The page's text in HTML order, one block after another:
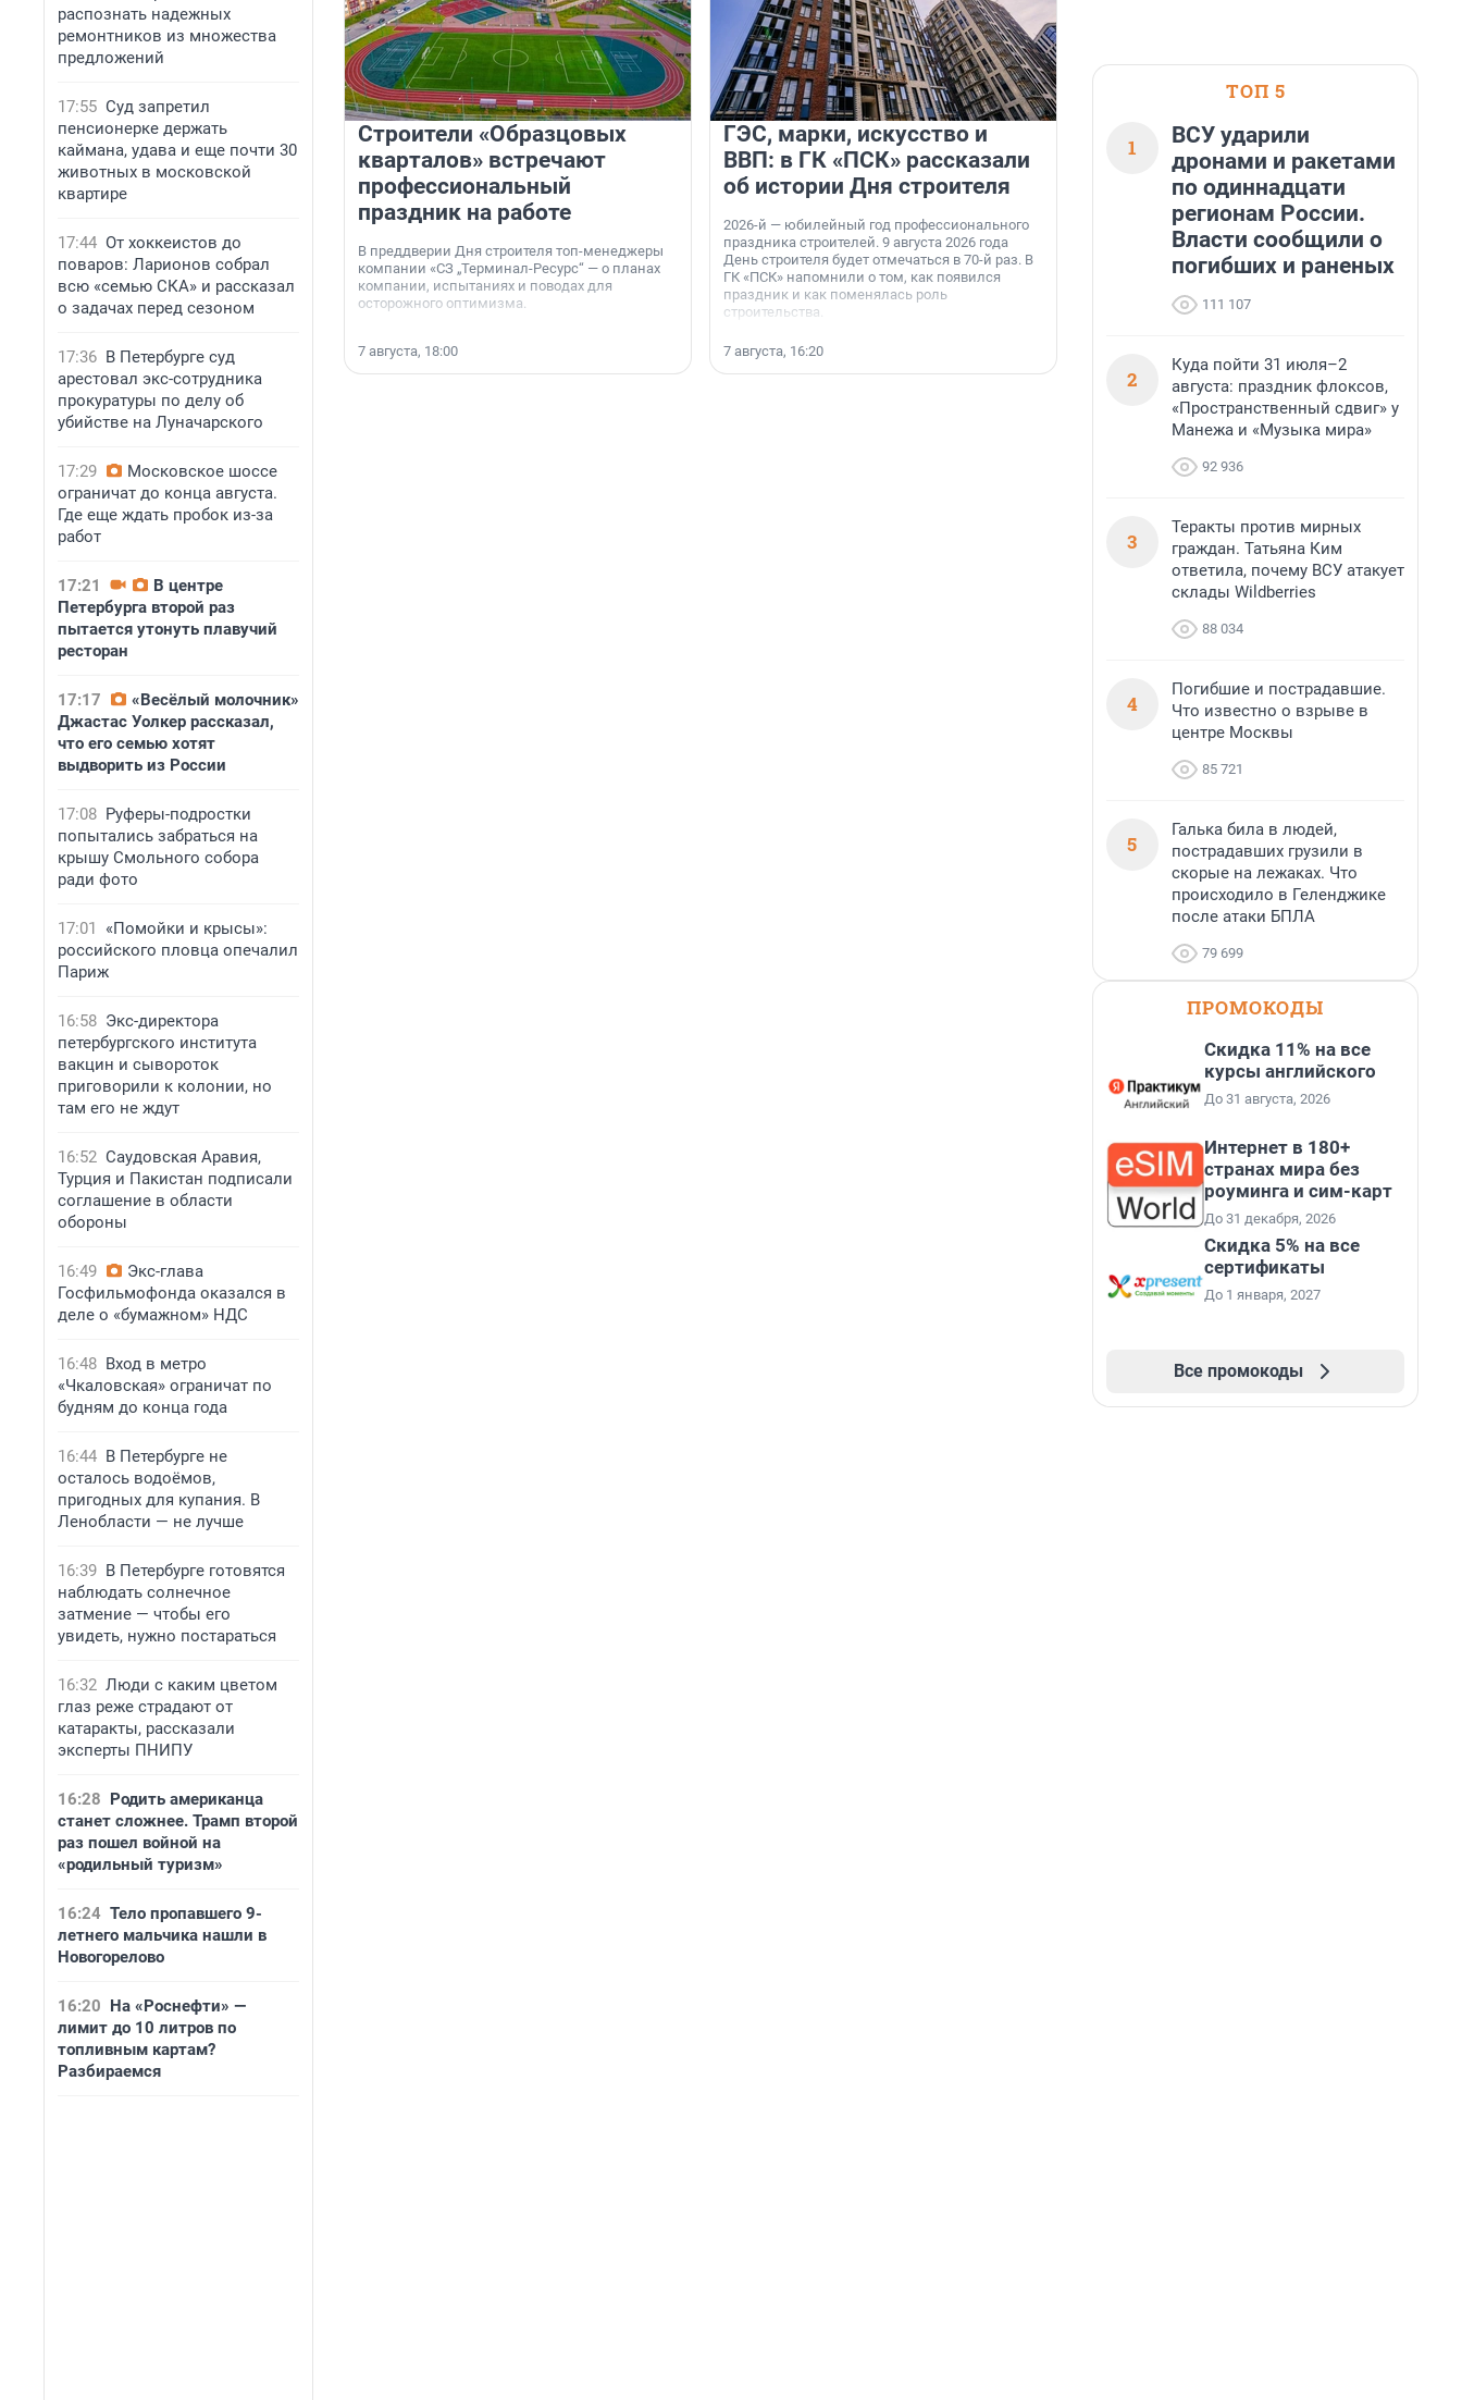
распознать надежных
ремонтников из множества
предложений
17:55 Суд запретил
пенсионерке держать
каймана, удава и еще почти 30
животных в московской
квартире
17:44 От хоккеистов до
поваров: Ларионов собрал
всю «семью СКА» и рассказал
о задачах перед сезоном
17:36 В Петербурге суд
арестовал экс-сотрудника
прокуратуры по делу об
убийстве на Луначарского
17:29
Московское шоссе
ограничат до конца августа.
Где еще ждать пробок из-за
работ
17:21
В центре
Петербурга второй раз
пытается утонуть плавучий
ресторан
17:17
«Весёлый молочник»
Джастас Уолкер рассказал,
что его семью хотят
выдворить из России
17:08 Руферы-подростки
попытались забраться на
крышу Смольного собора
ради фото
17:01
«Помойки и крысы»:
российского пловца опечалил
Париж
16:58 Экс-директора
петербургского института
вакцин и сывороток
приговорили к колонии, но
там его не ждут
16:52 Саудовская Аравия,
Турция и Пакистан подписали
соглашение в области
обороны
16:49
Экс-глава
Госфильмофонда оказался в
деле о «бумажном» НДС
16:48 Вход в метро
«Чкаловская» ограничат по
будням до конца года
16:44 В Петербурге не
осталось водоёмов,
пригодных для купания. В
Ленобласти — не лучше
16:39 В Петербурге готовятся
наблюдать солнечное
затмение — чтобы его
увидеть, нужно постараться
16:32 Люди с каким цветом
глаз реже страдают от
катаракты, рассказали
эксперты ПНИПУ
16:28 Родить американца
станет сложнее. Трамп второй
раз пошел войной на
«родильный туризм»
16:24 Тело пропавшего 9-
летнего мальчика нашли в
Новогорелово
16:20 На «Роснефти» —
лимит до 10 литров по
топливным картам?
Разбираемся
Строители «Образцовых
кварталов» встречают
профессиональный
праздник на работе
В преддверии Дня строителя топ-менеджеры
компании «СЗ „Терминал-Ресурс“ — о планах
компании, испытаниях и поводах для
осторожного оптимизма.
7 августа, 18:00
ГЭС, марки, искусство и
ВВП: в ГК «ПСК» рассказали
об истории Дня строителя
2026-й — юбилейный год профессионального
праздника строителей. 9 августа 2026 года
День строителя будет отмечаться в 70-й раз. В
ГК «ПСК» напомнили о том, как появился
праздник и как поменялась роль
строительства.
7 августа, 16:20
На водоёмах Ленобласти
заработали новые базовые
станции МегаФона
Инженеры МегаФона установили телеком-
оборудование на популярных водоёмах
Ленинградской области. Базовые станции
вблизи Лемболовского и Раздолинского озёр,
а также недалеко от Большого Тосненского
ТОП 5
1
ВСУ ударили
дронами и ракетами
по одиннадцати
регионам России.
Власти сообщили о
погибших и раненых
111 107
2
Куда пойти 31 июля–2
августа: праздник флоксов,
«Пространственный сдвиг» у
Манежа и «Музыка мира»
92 936
3
Теракты против мирных
граждан. Татьяна Ким
ответила, почему ВСУ атакует
склады Wildberries
88 034
4
Погибшие и пострадавшие.
Что известно о взрыве в
центре Москвы
85 721
5
Галька била в людей,
пострадавших грузили в
скорые на лежаках. Что
происходило в Геленджике
после атаки БПЛА
79 699
ПРОМОКОДЫ
Скидка 11% на все
курсы английского
До 31 августа, 2026
Интернет в 180+
странах мира без
роуминга и сим-карт
До 31 декабря, 2026
Скидка 5% на все
сертификаты
До 1 января, 2027
Все промокоды